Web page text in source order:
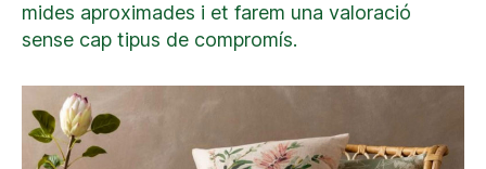
mides aproximades i et farem una valoració
sense cap tipus de compromís.